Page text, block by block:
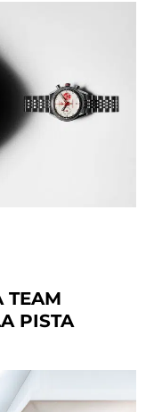
TEAM
PISTA